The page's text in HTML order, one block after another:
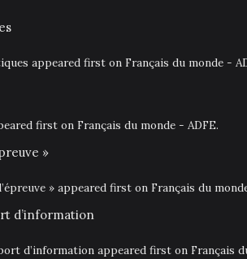
appeared first on Français du monde -
first on Français du monde - ADFE.
»
» appeared first on Français du
d’information
d’information appeared first on Français